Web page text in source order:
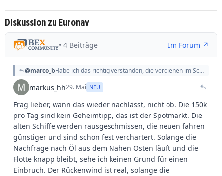
Diskussion zu Euronav